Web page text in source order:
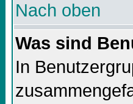
Nach oben
Was sind
In